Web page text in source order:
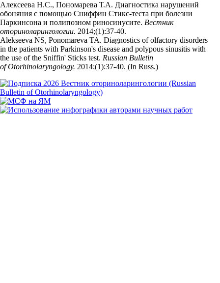
Алексеева Н.С., Пономарева Т.А. Диагностика нарушений
обоняния с помощью Сниффин Стикс-теста при болезни
Паркинсона и полипозном риносинусите. Вестник
оториноларингологии. 2014;(1):37‑40.
Alekseeva NS, Ponomareva TA. Diagnostics of olfactory disorders
in the patients with Parkinson's disease and polypous sinusitis with
the use of the Sniffin' Sticks test. Russian Bulletin
of Otorhinolaryngology. 2014;(1):37‑40. (In Russ.)